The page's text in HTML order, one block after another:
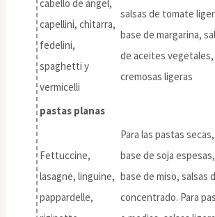
cabello de ángel,
capellini, chitarra,
fedelini,
spaghetti y
vermicelli
salsas de tomate
base de margarina,
de aceites vegetales,
cremosas ligeras
pastas planas
Fettuccine,
lasagne, linguine,
pappardelle,
Para las pastas
base de soja
base de miso, salsas
concentrado. Para